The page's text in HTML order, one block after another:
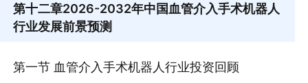
第十二章2026-2032年中国血管介入手术机器人
行业发展前景预测
第一节 血管介入手术机器人行业投资回顾